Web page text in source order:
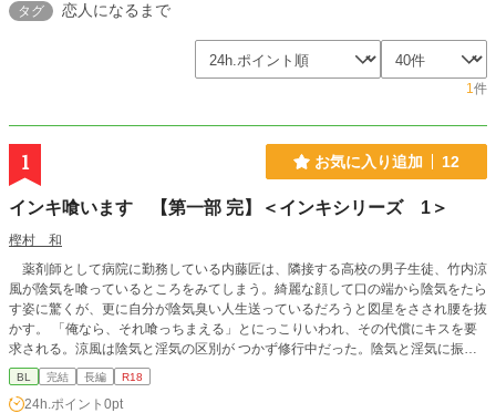
タグ 恋人になるまで
1件
1 お気に入り追加 12
インキ喰います 【第一部 完】＜インキシリーズ 1＞
樫村 和
薬剤師として病院に勤務している内藤匠は、隣接する高校の男子生徒、竹内涼
風が陰気を喰っているところをみてしまう。綺麗な顔して口の端から陰気をたら
す姿に驚くが、更に自分が陰気臭い人生送っているだろうと図星をさされ腰を抜
かす。 「俺なら、それ喰っちまえる」とにっこりいわれ、その代償にキスを要
求される。涼風は陰気と淫気の区別が つかず修行中だった。陰気と淫気に振り
回されながら、涼風に惹かれていく匠。陰気を扱う仕事が家業だという涼風の家
族まで現れ不思議なことに巻き込まれていく。
BL 完結 長編 R18
24h.ポイント 0pt